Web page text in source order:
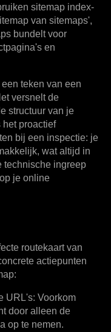
sitemap index-
van sitemaps',
bundelt voor
en
teken van een
versnelt de
structuur van je
het proactief
bij een inspectie: je
wat altijd in
technische ingreep
je online
routekaart van
actiepunten
URL's: Voorkom
door alleen de
op te nemen.